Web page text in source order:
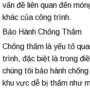
vấn đề liên quan đến
khác của công trình.
Bảo Hành Chống Thấm
Chống thấm là yếu tố
trình, đặc biệt là trong
chúng tôi bảo hành
khu vực dễ bị thấm như